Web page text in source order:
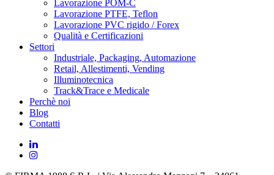
Lavorazione POM-C
Lavorazione PTFE, Teflon
Lavorazione PVC rigido / Forex
Qualità e Certificazioni
Settori
Industriale, Packaging, Automazione
Retail, Allestimenti, Vending
Illuminotecnica
Track&Trace e Medicale
Perchè noi
Blog
Contatti